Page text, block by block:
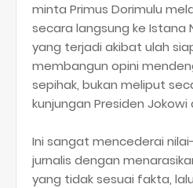
minta Primus Dorimulu
secara langsung ke Istana
yang terjadi akibat ulah
membangun opini
sepihak, bukan meliput
kunjungan Presiden Jokowi
Ini sangat mencederai
jurnalis dengan
yang tidak sesuai fakta,